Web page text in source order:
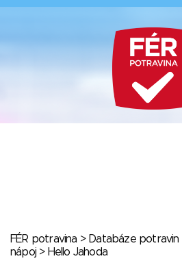
FÉR potravina > Databáze potravin
nápoj > Hello Jahoda